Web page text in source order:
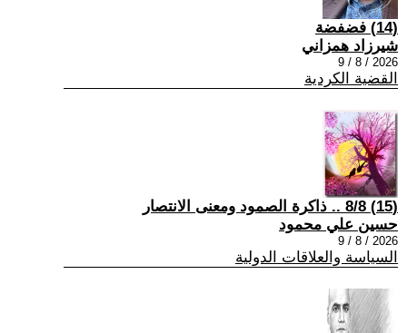
(14) فضفضة
شيرزاد همزاني
2026 / 8 / 9
القضية الكردية
(15) 8/8 .. ذاكرة الصمود ومعنى الانتصار
حسين علي محمود
2026 / 8 / 9
السياسة والعلاقات الدولية